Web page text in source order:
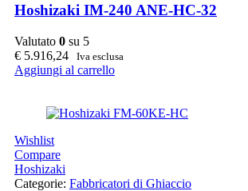
Hoshizaki IM-240 ANE-HC-32
Valutato 0 su 5
€ 5.916,24 Iva esclusa
Aggiungi al carrello
Wishlist
Compare
Hoshizaki
Categorie: Fabbricatori di Ghiaccio